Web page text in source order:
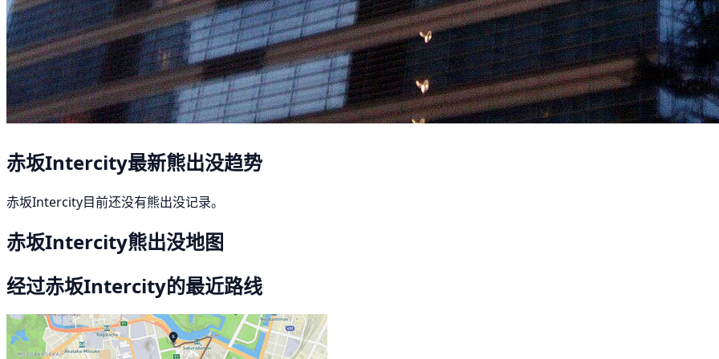
赤坂Intercity最新熊出没趋势
赤坂Intercity目前还没有熊出没记录。
赤坂Intercity熊出没地图
经过赤坂Intercity的最近路线